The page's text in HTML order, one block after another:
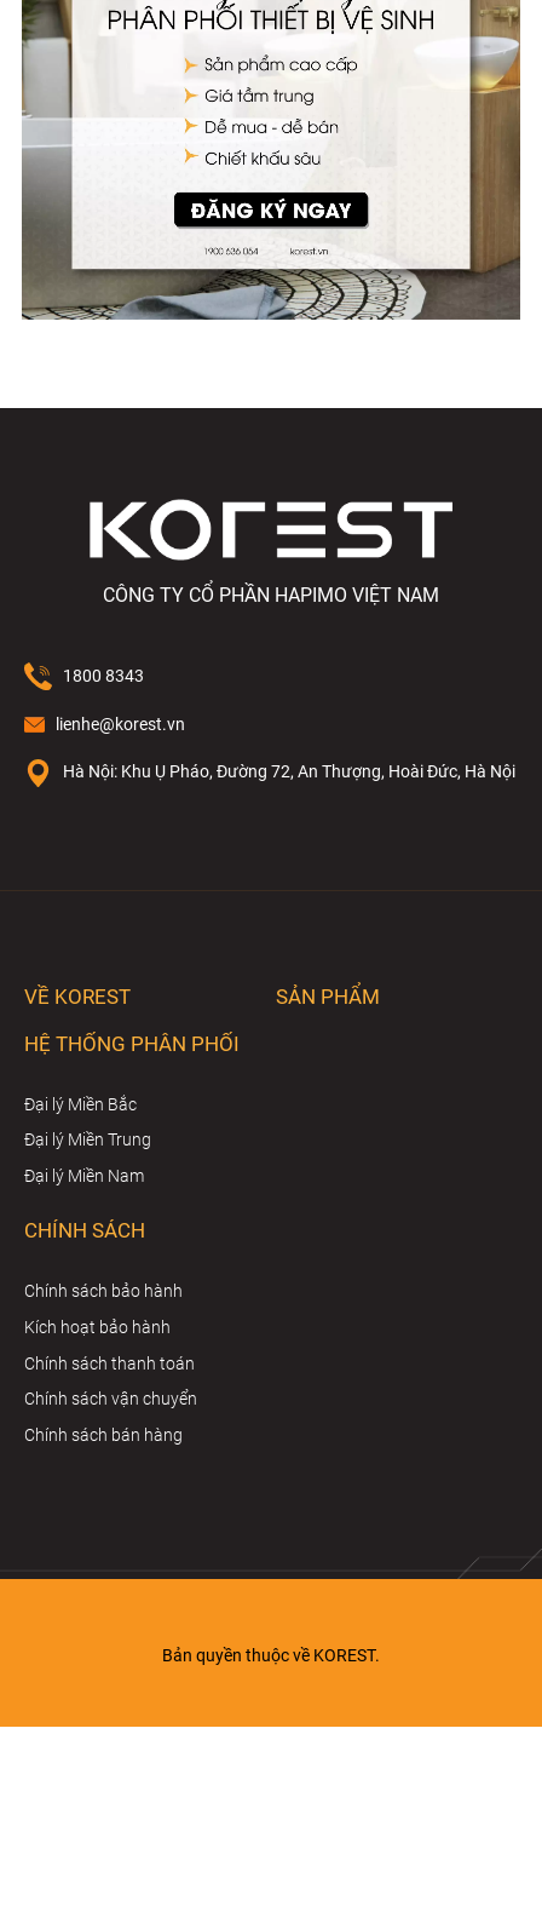
CÔNG TY CỔ PHẦN HAPIMO VIỆT NAM
1800 8343
lienhe@korest.vn
Hà Nội: Khu Ụ Pháo, Đường 72, An Thượng, Hoài Đức, Hà Nội
VỀ KOREST
SẢN PHẨM
HỆ THỐNG PHÂN PHỐI
Đại lý Miền Bắc
Đại lý Miền Trung
Đại lý Miền Nam
CHÍNH SÁCH
Chính sách bảo hành
Kích hoạt bảo hành
Chính sách thanh toán
Chính sách vận chuyển
Chính sách bán hàng
Bản quyền thuộc về KOREST.